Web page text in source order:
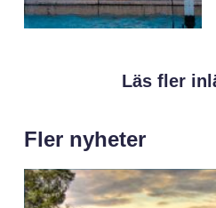
Läs fler
Fler nyheter